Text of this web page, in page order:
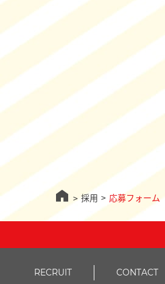
採用 応募フォーム
RECRUIT CONTACT